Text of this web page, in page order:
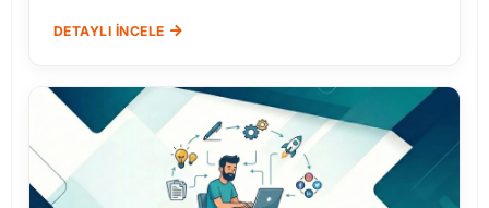
DETAYLI İNCELE